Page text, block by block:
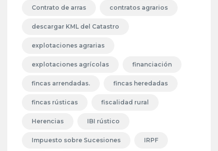
Contrato de arras contratos agrarios
descargar KML del Catastro
explotaciones agrarias
explotaciones agrícolas financiación
fincas arrendadas. fincas heredadas
fincas rústicas fiscalidad rural
Herencias IBI rústico
Impuesto sobre Sucesiones IRPF